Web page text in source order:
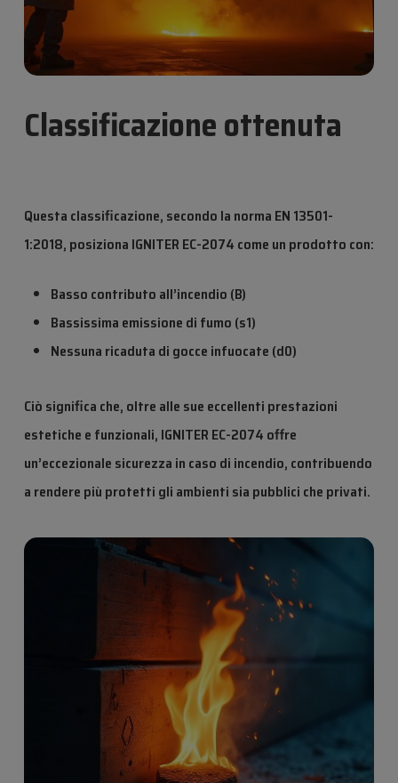
Classificazione ottenuta
Questa classificazione, secondo la norma EN 13501-
1:2018, posiziona IGNITER EC-2074 come un prodotto con:
Basso contributo all’incendio (B)
Bassissima emissione di fumo (s1)
Nessuna ricaduta di gocce infuocate (d0)
Ciò significa che, oltre alle sue eccellenti prestazioni
estetiche e funzionali, IGNITER EC-2074 offre
un’eccezionale sicurezza in caso di incendio, contribuendo
a rendere più protetti gli ambienti sia pubblici che privati.